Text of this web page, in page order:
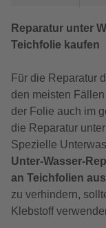
Reparatur unter
Teichfolie kaufen
Für die Reparatur
den meisten
der Folie auch im
die Reparatur
Spezielle
Unter-Wasser-
an Teichfolien
zu verhindern,
Klebstoff